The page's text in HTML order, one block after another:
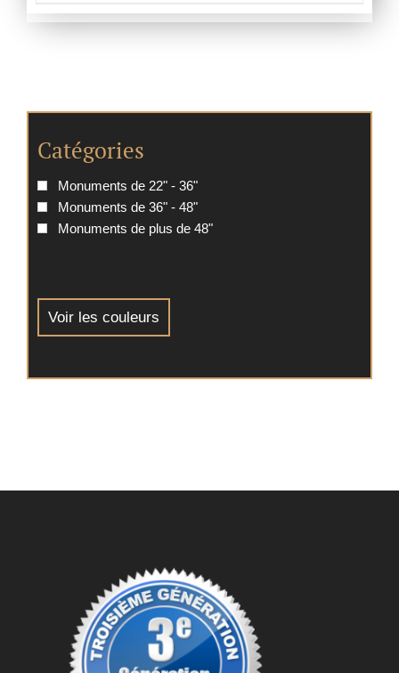
Catégories
Monuments de 22" - 36"
Monuments de 36" - 48"
Monuments de plus de 48"
Voir les couleurs